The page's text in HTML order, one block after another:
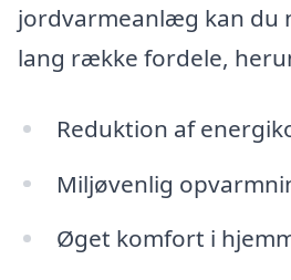
jordvarmeanlæg kan du
lang række fordele,
Reduktion af
Miljøvenlig
Øget komfort i